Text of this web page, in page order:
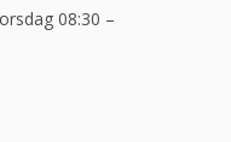
08:30 –